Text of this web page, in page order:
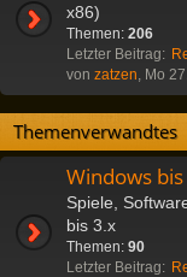
x86)
Themen: 206
Letzter Beitrag:
von zatzen, Mo
Themenverwandtes
Windows
Spiele,
bis 3.x
Themen: 90
Letzter Beitrag: